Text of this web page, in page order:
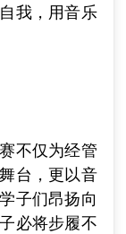
我，用音乐
不仅为经管
台，更以音
子们昂扬向
必将步履不